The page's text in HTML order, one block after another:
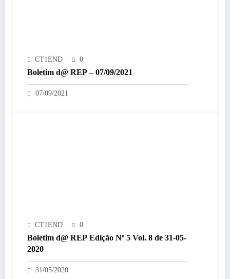
CT1END 0
Boletim d@ REP – 07/09/2021
07/09/2021
CT1END 0
Boletim d@ REP Edição Nº 5 Vol. 8 de 31-05-
2020
31/05/2020